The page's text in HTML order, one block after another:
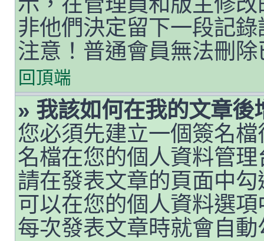
非他們決定留下一段記
注意！普通會員無法刪
回頂端
» 我該如何在我的文章後
您必須先建立一個簽名
名檔在您的個人資料管
請在發表文章的頁面中
可以在您的個人資料選
每次發表文章時就會自